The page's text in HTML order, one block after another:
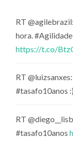
RT
hora.
https://t.co/
RT
#tasafo10anos
RT
#tasafo10anos